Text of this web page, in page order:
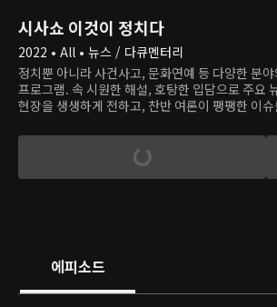
시사쇼 이것이 정치다
2022 • All • 뉴스 / 다큐멘터리
정치뿐 아니라 사건사고, 문화연예 등 다양한 분
프로그램. 속 시원한 해설, 호탕한 입담으로 주요
현장을 생생하게 전하고, 찬반 여론이 팽팽한 이슈
에피소드